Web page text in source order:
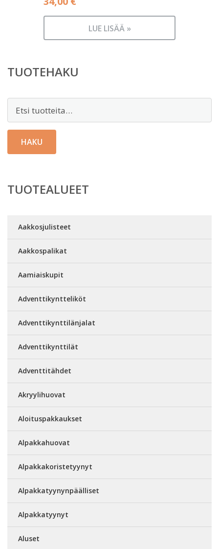
LUE LISÄÄ »
TUOTEHAKU
HAKU
TUOTEALUEET
Aakkosjulisteet
Aakkospalikat
Aamiaiskupit
Adventtikyntteliköt
Adventtikynttilänjalat
Adventtikynttilät
Adventtitähdet
Akryylihuovat
Aloituspakkaukset
Alpakkahuovat
Alpakkakoristetyynyt
Alpakkatyynynpäälliset
Alpakkatyynyt
Aluset